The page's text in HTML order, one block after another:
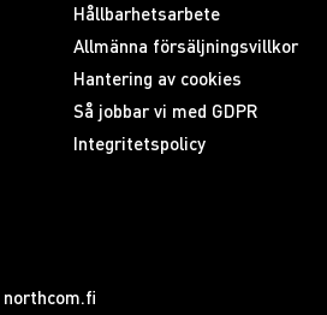
Hållbarhetsarbete
Allmänna försäljningsvillkor
Hantering av cookies
Så jobbar vi med GDPR
Integritetspolicy
northcom.fi